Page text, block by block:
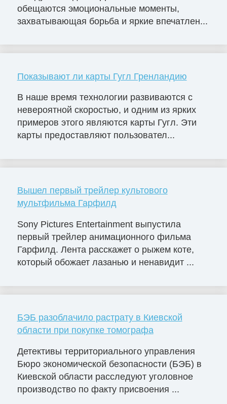
обещаются эмоциональные моменты,
захватывающая борьба и яркие впечатлен...
Показывают ли карты Гугл Гренландию
В наше время технологии развиваются с
невероятной скоростью, и одним из ярких
примеров этого являются карты Гугл. Эти
карты предоставляют пользовател...
Вышел первый трейлер культового
мультфильма Гарфилд
Sony Pictures Entertainment выпустила
первый трейлер анимационного фильма
Гарфилд. Лента расскажет о рыжем коте,
который обожает лазанью и ненавидит ...
БЭБ разоблачило растрату в Киевской
области при покупке томографа
Детективы территориального управления
Бюро экономической безопасности (БЭБ) в
Киевской области расследуют уголовное
производство по факту присвоения ...